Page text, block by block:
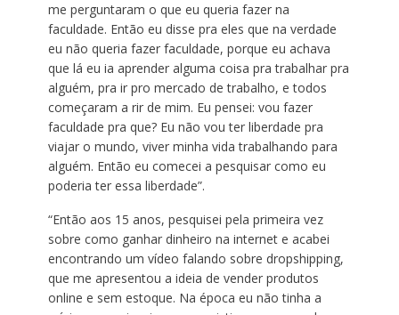
me perguntaram o que eu queria fazer na
faculdade. Então eu disse pra eles que na verdade
eu não queria fazer faculdade, porque eu achava
que lá eu ia aprender alguma coisa pra trabalhar pra
alguém, pra ir pro mercado de trabalho, e todos
começaram a rir de mim. Eu pensei: vou fazer
faculdade pra que? Eu não vou ter liberdade pra
viajar o mundo, viver minha vida trabalhando para
alguém. Então eu comecei a pesquisar como eu
poderia ter essa liberdade”.
“Então aos 15 anos, pesquisei pela primeira vez
sobre como ganhar dinheiro na internet e acabei
encontrando um vídeo falando sobre dropshipping,
que me apresentou a ideia de vender produtos
online e sem estoque. Na época eu não tinha a